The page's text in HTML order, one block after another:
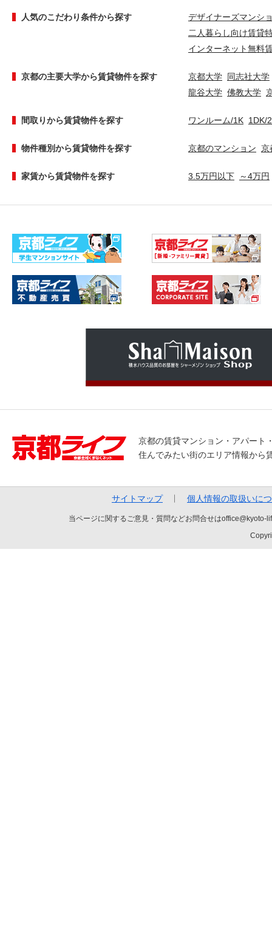
人気のこだわり条件から探す
デザイナーズマンシ
二人暮らし向け賃貸
インターネット無料
京都の主要大学から賃貸物件を探す 京都大学 同志社大学
龍谷大学 佛教大学
間取りから賃貸物件を探す ワンルーム/1K 1DK/
物件種別から賃貸物件を探す 京都のマンション 京
家賃から賃貸物件を探す 3.5万円以下 ～4万円
京都の賃貸マンション・アパート
住んでみたい街のエリア情報から
サイトマップ 個人情報の取扱いに
当ページに関するご意見・質問などお問合せは